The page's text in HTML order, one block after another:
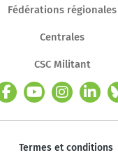
Fédérations régionales
Centrales
CSC Militant
Termes et conditions